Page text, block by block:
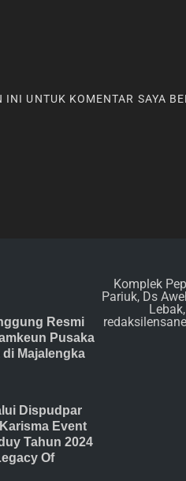
UNTUK KOMENTAR SAYA
Resmi
Pusaka
di Majalengka
Dispudpar
Event
Tahun 2024
Of
Komplek
Pariuk, Ds